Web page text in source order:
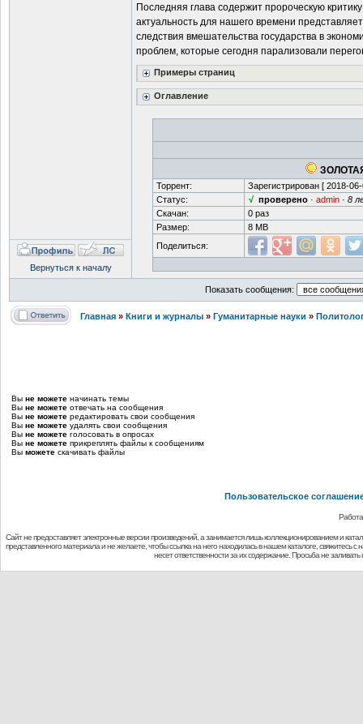
Последняя глава содержит пророческую
актуальность для нашего времени
следствия вмешательства государства в
проблем, которые сегодня парализовали
Примеры страниц
Оглавление
Торрент: Зарегистрирован [ 2018-
Статус:
√ проверено · admin · 8
Скачан:
0 раз
Размер:
8 MB
Поделиться:
Вернуться к началу
Показать сообщения:
Главная » Книги и журналы » Гуманитарные науки »
Вы не можете начинать темы
Вы не можете отвечать на сообщения
Вы не можете редактировать свои сообщения
Вы не можете удалять свои сообщения
Вы не можете голосовать в опросах
Вы не можете прикреплять файлы к сообщениям
Вы можете скачивать файлы
Пользовательское
Сайт не предоставляет электронные версии произведений, а занимается лишь коллекционированием и
представленного материала и не желаете, чтобы ссылка на него находилась в нашем каталоге,
несет ответственности за их содержание. Просьба не